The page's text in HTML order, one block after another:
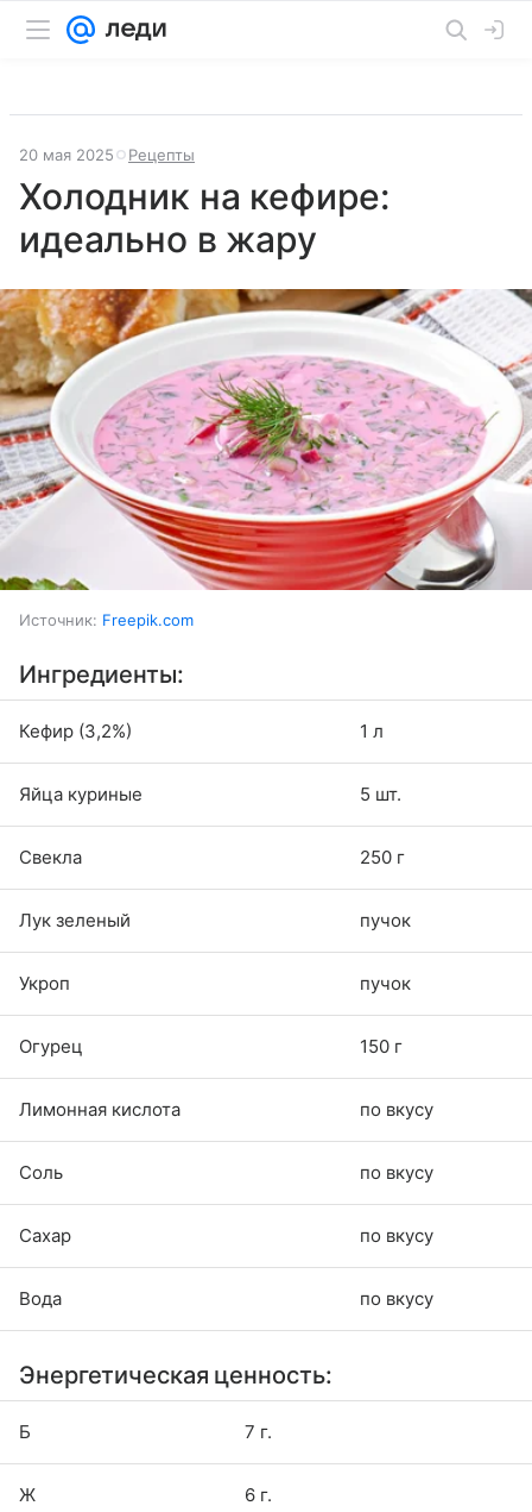
20 мая 2025 Рецепты
Холодник на кефире:
идеально в жару
Источник: Freepik.com
Ингредиенты:
Кефир (3,2%) 1 л
Яйца куриные 5 шт.
Свекла 250 г
Лук зеленый пучок
Укроп пучок
Огурец 150 г
Лимонная кислота по вкусу
Соль по вкусу
Сахар по вкусу
Вода по вкусу
Энергетическая ценность:
Б 7 г.
Ж 6 г.